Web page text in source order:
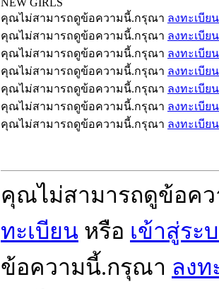
คุณไม่สามารถดูข้อความนี้.กรุณา ลงทะเบียน
คุณไม่สามารถดูข้อความนี้.กรุณา ลงทะเบียน
คุณไม่สามารถดูข้อความนี้.กรุณา ลงทะเบียน
คุณไม่สามารถดูข้อความนี้.กรุณา ลงทะเบียน
คุณไม่สามารถดูข้อความนี้.กรุณา ลงทะเบียน
คุณไม่สามารถดูข้อความนี้.กรุณา ลงทะเบียน
คุณไม่สามารถดูข้อความนี้.กรุณา ลงทะเบียน
คุณไม่สามารถดูข้อค
ทะเบียน หรือ เข้าสู่ระ
ข้อความนี้.กรุณา ลงท